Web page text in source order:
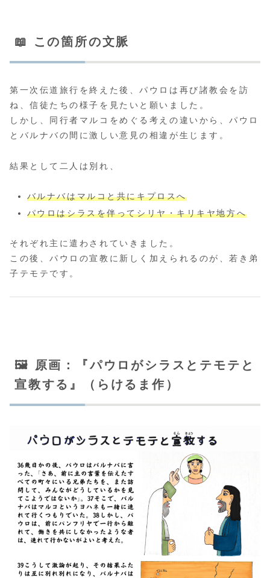
📖 この箇所の文脈
第一次伝道旅行を終えた後、パウロは再び諸教会を訪
ね、信徒たちの様子を見たいと願いました。
しかし、同行者マルコをめぐる考えの違いから、パウロ
とバルナバの間に激しい意見の相違が生じます。
結果として二人は別れ、
バルナバはマルコと共にキプロスへ
パウロはシラスを伴ってシリヤ・キリキヤ地方へ
それぞれ主に遣わされていきました。
この後、パウロの宣教に新しく加えられるのが、若き弟
子テモテです。
🖼️ 原画：『パウロがシラスとテモテと
宣教する』（らけるま作）